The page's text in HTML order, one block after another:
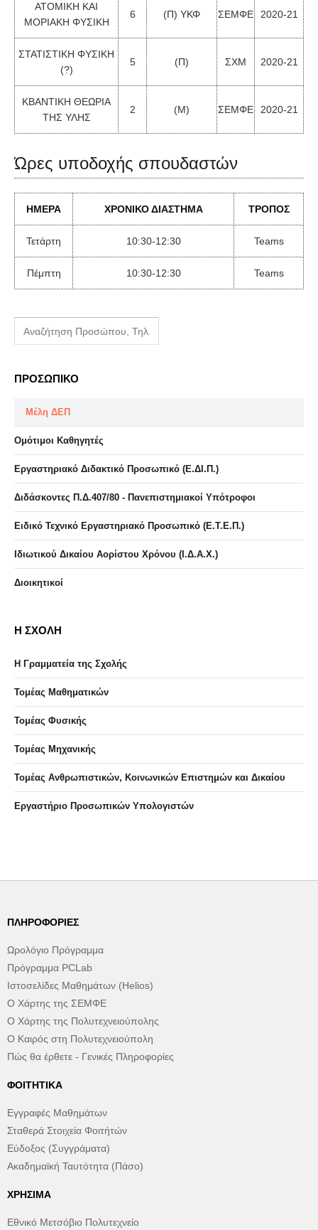
ΑΤΟΜΙΚΗ ΚΑΙ
ΜΟΡΙΑΚΗ ΦΥΣΙΚΗ
6 (Π) ΥΚΦ ΣΕΜΦΕ 2020-21
ΣΤΑΤΙΣΤΙΚΗ ΦΥΣΙΚΗ
(?)
5 (Π) ΣΧΜ 2020-21
ΚΒΑΝΤΙΚΗ ΘΕΩΡΙΑ
ΤΗΣ ΥΛΗΣ
2 (Μ) ΣΕΜΦΕ 2020-21
Ώρες υποδοχής σπουδαστών
ΗΜΕΡΑ ΧΡΟΝΙΚΟ ΔΙΑΣΤΗΜΑ ΤΡΟΠΟΣ
Τετάρτη 10:30-12:30 Teams
Πέμπτη 10:30-12:30 Teams
ΠΡΟΣΩΠΙΚΟ
Μέλη ΔΕΠ
Ομότιμοι Καθηγητές
Εργαστηριακό Διδακτικό Προσωπικό (Ε.ΔΙ.Π.)
Διδάσκοντες Π.Δ.407/80 - Πανεπιστημιακοί Υπότροφοι
Ειδικό Τεχνικό Εργαστηριακό Προσωπικό (Ε.Τ.Ε.Π.)
Ιδιωτικού Δικαίου Αορίστου Χρόνου (Ι.Δ.Α.Χ.)
Διοικητικοί
Η ΣΧΟΛΗ
Η Γραμματεία της Σχολής
Τομέας Μαθηματικών
Τομέας Φυσικής
Τομέας Μηχανικής
Τομέας Ανθρωπιστικών, Κοινωνικών Επιστημών και Δικαίου
Eργαστήριo Προσωπικών Υπολογιστών
ΠΛΗΡΟΦΟΡΊΕΣ
Ωρολόγιο Πρόγραμμα
Πρόγραμμα PCLab
Ιστοσελίδες Μαθημάτων (Helios)
Ο Χάρτης της ΣΕΜΦΕ
Ο Χάρτης της Πολυτεχνειούπολης
Ο Καιρός στη Πολυτεχνειούπολη
Πώς θα έρθετε - Γενικές Πληροφορίες
ΦΟΙΤΗΤΙΚΆ
Εγγραφές Μαθημάτων
Σταθερά Στοιχεία Φοιτήτών
Εύδοξος (Συγγράματα)
Ακαδημαϊκή Ταυτότητα (Πάσο)
ΧΡΉΣΙΜΑ
Εθνικό Μετσόβιο Πολυτεχνείο